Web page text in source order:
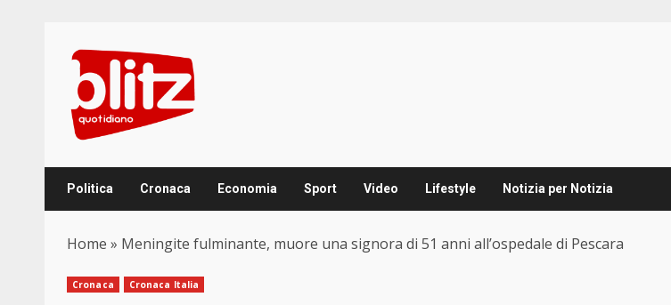
content
Politica Cronaca Economia Sport Video Lifestyle Notizia per Notizia
Home » Meningite fulminante, muore una signora di 51 anni all’ospedale di Pescara
Cronaca Cronaca Italia